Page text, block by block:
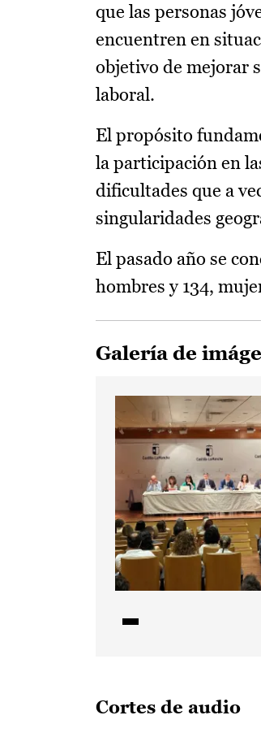
que las personas
encuentren en
objetivo de mejorar
laboral.
El propósito
la participación en
dificultades que a
singularidades
El pasado año se
hombres y 134,
Galería de
Cortes de audio